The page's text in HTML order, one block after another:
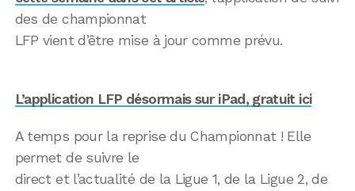
des de championnat
LFP vient d’être mise à jour comme prévu.
L’application LFP désormais sur iPad, gratuit ici
A temps pour la reprise du Championnat ! Elle
permet de suivre le
direct et l’actualité de la Ligue 1, de la Ligue 2, de